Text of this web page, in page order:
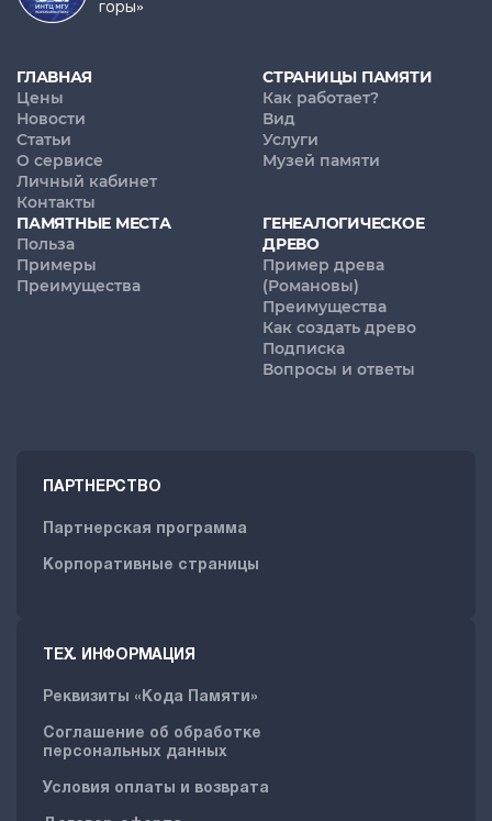
горы»
ГЛАВНАЯ
Цены
Новости
Статьи
О сервисе
Личный кабинет
Контакты
СТРАНИЦЫ ПАМЯТИ
Как работает?
Вид
Услуги
Музей памяти
ПАМЯТНЫЕ МЕСТА
Польза
Примеры
Преимущества
ГЕНЕАЛОГИЧЕСКОЕ
ДРЕВО
Пример древа
(Романовы)
Преимущества
Как создать древо
Подписка
Вопросы и ответы
ПАРТНЕРСТВО
Партнерская программа
Корпоративные страницы
ТЕХ. ИНФОРМАЦИЯ
Реквизиты «Кода Памяти»
Соглашение об обработке
персональных данных
Условия оплаты и возврата